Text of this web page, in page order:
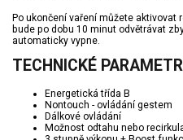
Po ukončení vaření můžete
bude po dobu 10 minut odvětrávat
automaticky vypne.
TECHNICKÉ
Energetická třída B
Nontouch - ovládání gestem
Dálkové ovládání
Možnost odtahu nebo